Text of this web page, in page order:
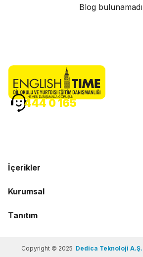
Blog bulunamadı
İçerikler
Kurumsal
Tanıtım
HEMEN DANIŞMANLA GÖRÜŞÜN
444 0 165
Copyright © 2025 Dedica Teknoloji A.Ş.